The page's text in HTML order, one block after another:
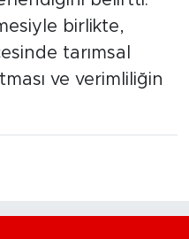
birlikte,
tarımsal
ve verimliliğin